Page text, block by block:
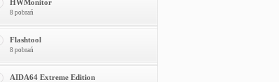
HWMonitor
8 pobrań
Flashtool
8 pobrań
AIDA64 Extreme Edition